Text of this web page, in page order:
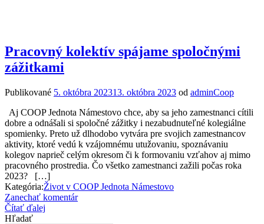
Pracovný kolektív spájame spoločnými
zážitkami
Publikované 5. októbra 202313. októbra 2023 od adminCoop
Aj COOP Jednota Námestovo chce, aby sa jeho zamestnanci cítili
dobre a odnášali si spoločné zážitky i nezabudnuteľné kolegiálne
spomienky. Preto už dlhodobo vytvára pre svojich zamestnancov
aktivity, ktoré vedú k vzájomnému utužovaniu, spoznávaniu
kolegov naprieč celým okresom či k formovaniu vzťahov aj mimo
pracovného prostredia. Čo všetko zamestnanci zažili počas roka
2023? […]
Kategória:Život v COOP Jednota Námestovo
Zanechať komentár
Čítať ďalej
Hľadať